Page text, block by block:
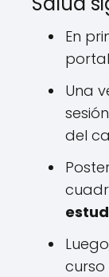
En
Una
del
curso